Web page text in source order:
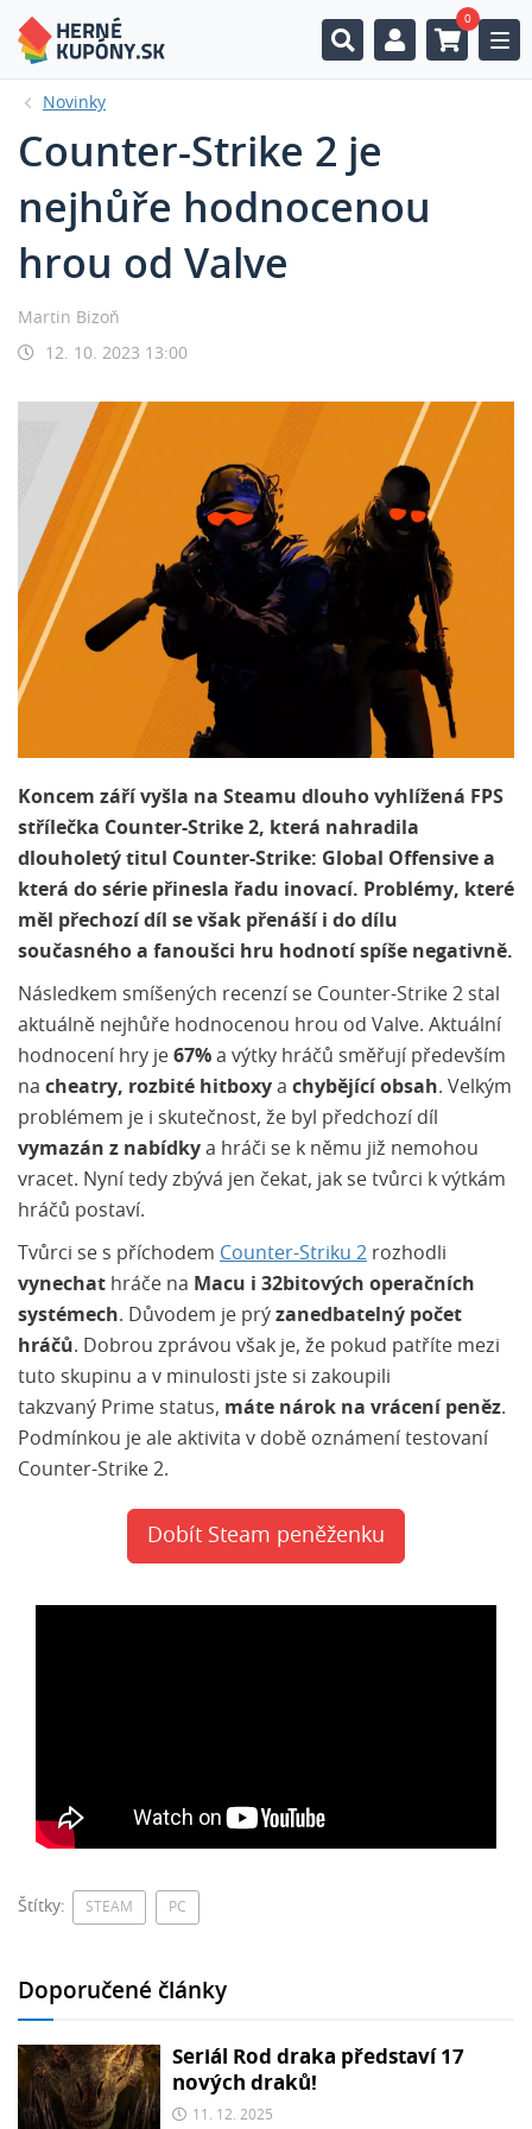
0
Novinky
Counter-Strike 2 je
nejhůře hodnocenou
hrou od Valve
Martin Bizoň
12. 10. 2023 13:00
Koncem září vyšla na Steamu dlouho vyhlížená FPS
střílečka Counter-Strike 2, která nahradila
dlouholetý titul Counter-Strike: Global Offensive a
která do série přinesla řadu inovací. Problémy, které
měl přechozí díl se však přenáší i do dílu
současného a fanoušci hru hodnotí spíše negativně.
Následkem smíšených recenzí se Counter-Strike 2 stal
aktuálně nejhůře hodnocenou hrou od Valve. Aktuální
hodnocení hry je 67% a výtky hráčů směřují především
na cheatry, rozbité hitboxy a chybějící obsah. Velkým
problémem je i skutečnost, že byl předchozí díl
vymazán z nabídky a hráči se k němu již nemohou
vracet. Nyní tedy zbývá jen čekat, jak se tvůrci k výtkám
hráčů postaví.
Tvůrci se s příchodem Counter-Striku 2 rozhodli
vynechat hráče na Macu i 32bitových operačních
systémech. Důvodem je prý zanedbatelný počet
hráčů. Dobrou zprávou však je, že pokud patříte mezi
tuto skupinu a v minulosti jste si zakoupili
takzvaný Prime status, máte nárok na vrácení peněz.
Podmínkou je ale aktivita v době oznámení testovaní
Counter-Strike 2.
Dobít Steam peněženku
Štítky: STEAM PC
Doporučené články
Seriál Rod draka představí 17
nových draků!
11. 12. 2025